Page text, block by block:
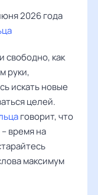
2026 года
свободно, как
руки,
искать новые
целей.
говорит, что
время на
максимум